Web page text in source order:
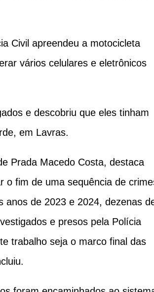
Civil apreendeu a motocicleta
vários celulares e eletrônicos
e descobriu que eles tinham
em Lavras.
Prada Macedo Costa, destaca
o fim de uma sequência de
anos de 2023 e 2024, dezenas
e presos pela Polícia
trabalho seja o marco final das